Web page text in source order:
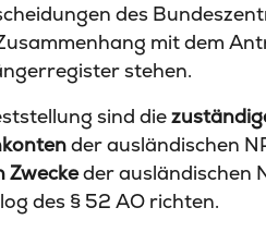
des
mit dem
stehen.
sind die
der ausländischen
Zweckeder ausländischen
des § 52 AO richten.